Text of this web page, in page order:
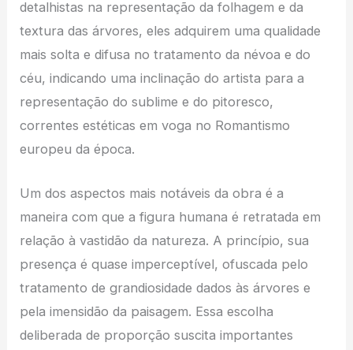
detalhistas na representação da folhagem e da
textura das árvores, eles adquirem uma qualidade
mais solta e difusa no tratamento da névoa e do
céu, indicando uma inclinação do artista para a
representação do sublime e do pitoresco,
correntes estéticas em voga no Romantismo
europeu da época.
Um dos aspectos mais notáveis da obra é a
maneira com que a figura humana é retratada em
relação à vastidão da natureza. A princípio, sua
presença é quase imperceptível, ofuscada pelo
tratamento de grandiosidade dados às árvores e
pela imensidão da paisagem. Essa escolha
deliberada de proporção suscita importantes